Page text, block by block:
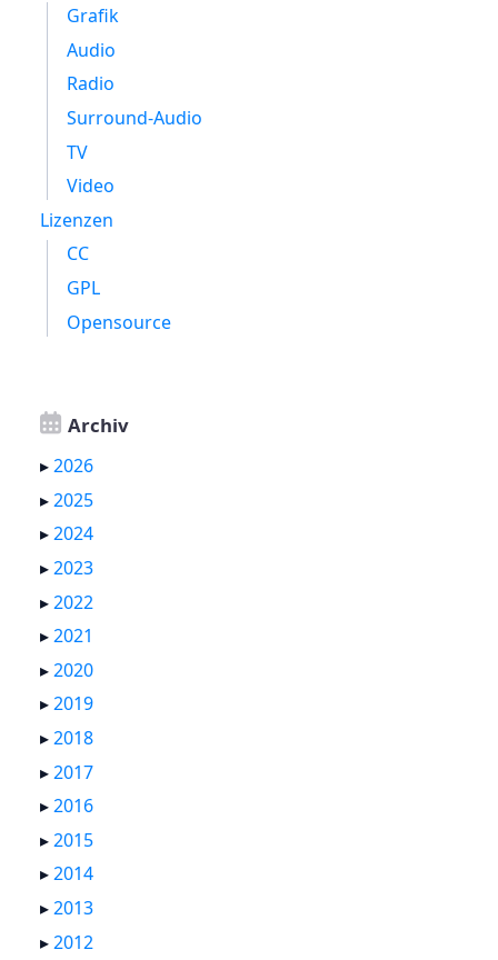
Grafik
Audio
Radio
Surround-Audio
TV
Video
Lizenzen
CC
GPL
Opensource
Archiv
▸2026
▸2025
▸2024
▸2023
▸2022
▸2021
▸2020
▸2019
▸2018
▸2017
▸2016
▸2015
▸2014
▸2013
▸2012